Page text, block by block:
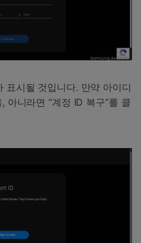
표시될 것입니다. 만약 아이디
아니라면 “계정 ID 복구”를 클